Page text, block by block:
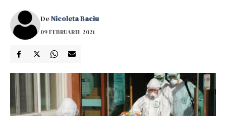
DeNicoleta Baciu
09 FEBRUARIE 2021